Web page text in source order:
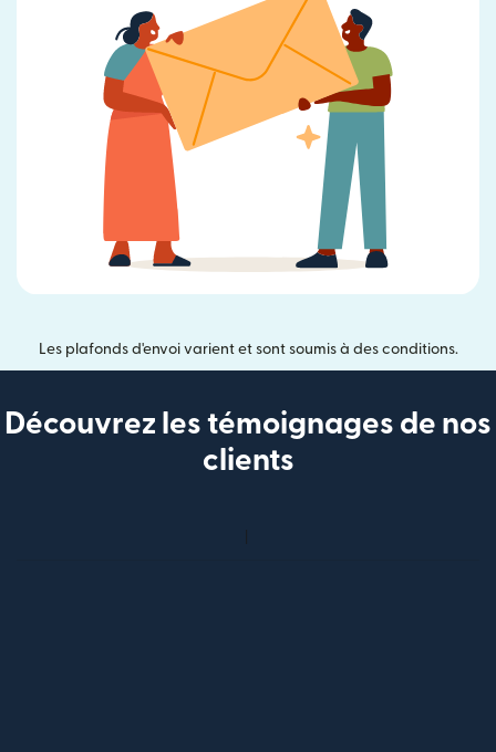
Les plafonds d'envoi varient et sont soumis à des conditions.
Découvrez les témoignages de nos
clients